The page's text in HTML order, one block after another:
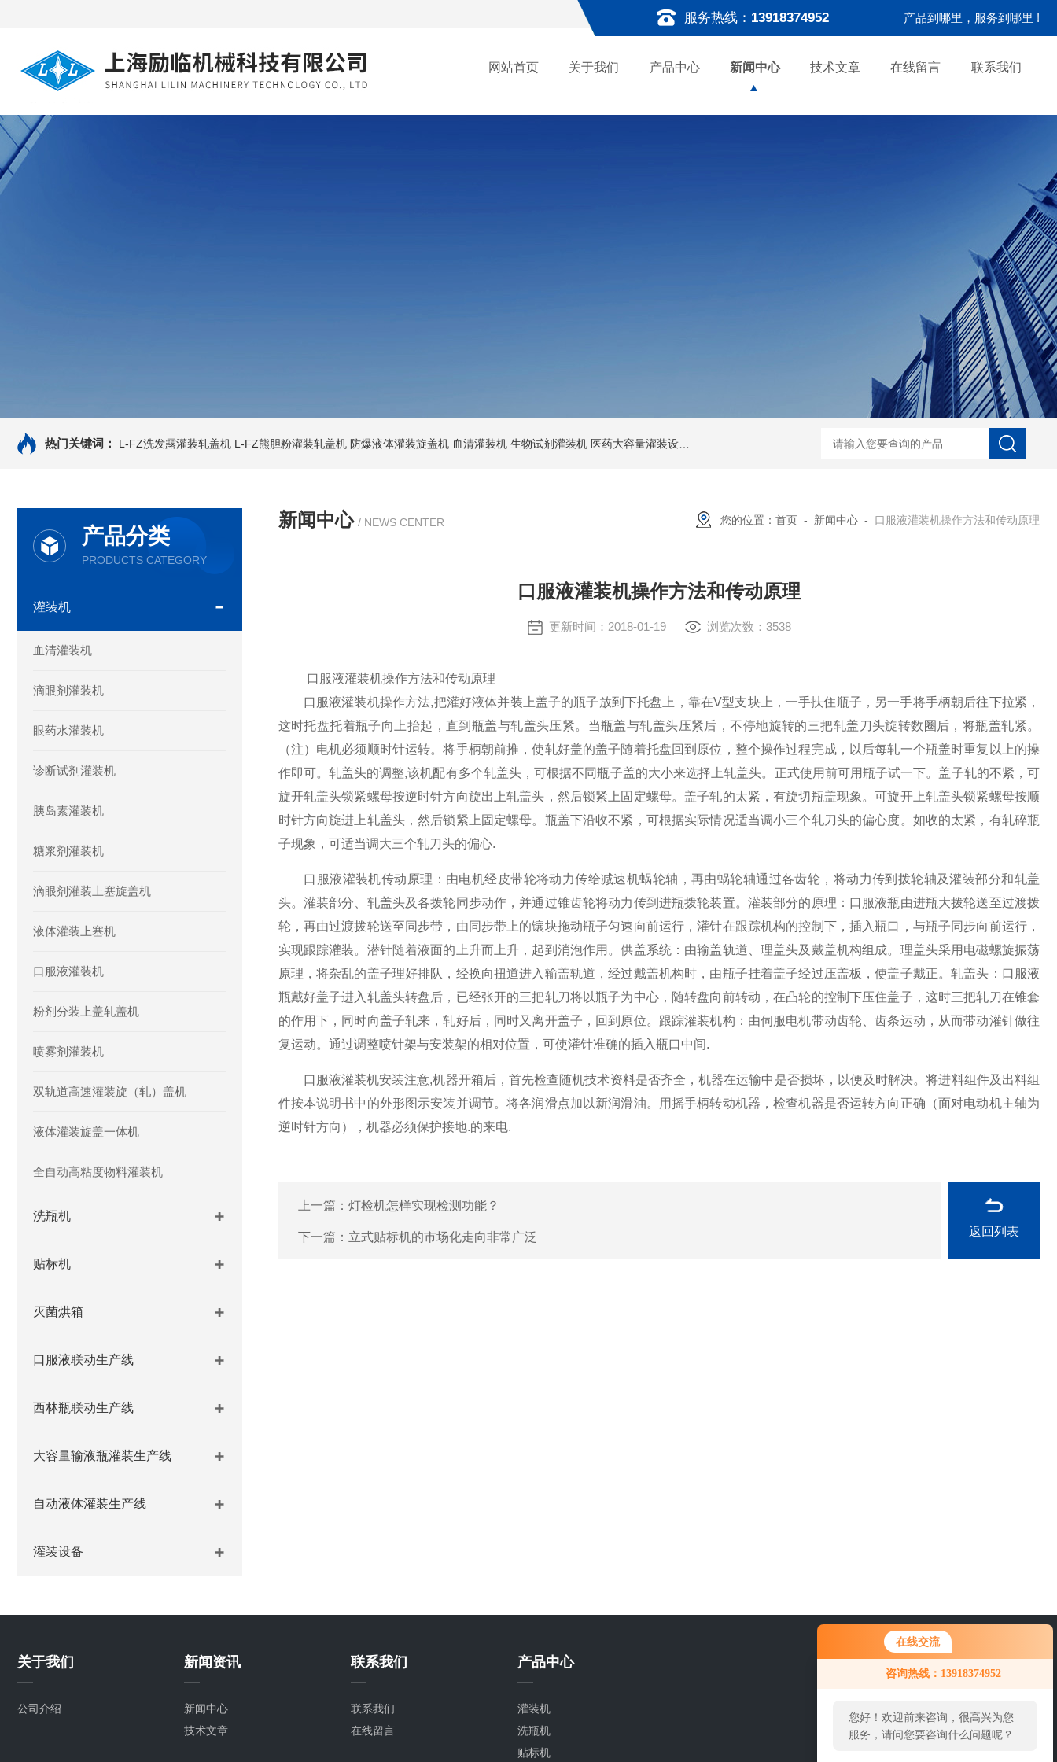
在线交流
咨询热线：13918374952
您好！欢迎前来咨询，很高兴为您
服务，请问您要咨询什么问题呢？
服务热线： 13918374952 产品到哪里，服务到哪里 !
网站首页 关于我们 产品中心 新闻中心 技术文章 在线留言 联系我们
热门关键词： L-FZ洗发露灌装轧盖机 L-FZ熊胆粉灌装轧盖机 防爆液体灌装旋盖机 血清灌装机 生物试剂灌装机 医药大容量灌装设备 节能型口服液联动生产线 洗、烘、灌、封联动生产线 对开门干燥灭菌烘箱
产品分类
PRODUCTS CATEGORY
灌装机
血清灌装机
滴眼剂灌装机
眼药水灌装机
诊断试剂灌装机
胰岛素灌装机
糖浆剂灌装机
滴眼剂灌装上塞旋盖机
液体灌装上塞机
口服液灌装机
粉剂分装上盖轧盖机
喷雾剂灌装机
双轨道高速灌装旋（轧）盖机
液体灌装旋盖一体机
全自动高粘度物料灌装机
洗瓶机
贴标机
灭菌烘箱
口服液联动生产线
西林瓶联动生产线
大容量输液瓶灌装生产线
自动液体灌装生产线
灌装设备
新闻中心 / NEWS CENTER 您的位置： 首页 - 新闻中心 - 口服液灌装机操作方法和传动原理
口服液灌装机操作方法和传动原理
更新时间：2018-01-19 浏览次数：3538
口服液灌装机操作方法和传动原理
口服液灌装机操作方法,把灌好液体并装上盖子的瓶子放到下托盘上，靠在V型支块上，一手扶住瓶子，另一手将手柄朝后往下拉紧，
这时托盘托着瓶子向上抬起，直到瓶盖与轧盖头压紧。当瓶盖与轧盖头压紧后，不停地旋转的三把轧盖刀头旋转数圈后，将瓶盖轧紧。
（注）电机必须顺时针运转。将手柄朝前推，使轧好盖的盖子随着托盘回到原位，整个操作过程完成，以后每轧一个瓶盖时重复以上的操
作即可。轧盖头的调整,该机配有多个轧盖头，可根据不同瓶子盖的大小来选择上轧盖头。正式使用前可用瓶子试一下。盖子轧的不紧，可
旋开轧盖头锁紧螺母按逆时针方向旋出上轧盖头，然后锁紧上固定螺母。盖子轧的太紧，有旋切瓶盖现象。可旋开上轧盖头锁紧螺母按顺
时针方向旋进上轧盖头，然后锁紧上固定螺母。瓶盖下沿收不紧，可根据实际情况适当调小三个轧刀头的偏心度。如收的太紧，有轧碎瓶
子现象，可适当调大三个轧刀头的偏心.
口服液灌装机传动原理：由电机经皮带轮将动力传给减速机蜗轮轴，再由蜗轮轴通过各齿轮，将动力传到拨轮轴及灌装部分和轧盖
头。灌装部分、轧盖头及各拨轮同步动作，并通过锥齿轮将动力传到进瓶拨轮装置。灌装部分的原理：口服液瓶由进瓶大拨轮送至过渡拨
轮，再由过渡拨轮送至同步带，由同步带上的镶块拖动瓶子匀速向前运行，灌针在跟踪机构的控制下，插入瓶口，与瓶子同步向前运行，
实现跟踪灌装。潜针随着液面的上升而上升，起到消泡作用。供盖系统：由输盖轨道、理盖头及戴盖机构组成。理盖头采用电磁螺旋振荡
原理，将杂乱的盖子理好排队，经换向扭道进入输盖轨道，经过戴盖机构时，由瓶子挂着盖子经过压盖板，使盖子戴正。轧盖头：口服液
瓶戴好盖子进入轧盖头转盘后，已经张开的三把轧刀将以瓶子为中心，随转盘向前转动，在凸轮的控制下压住盖子，这时三把轧刀在锥套
的作用下，同时向盖子轧来，轧好后，同时又离开盖子，回到原位。跟踪灌装机构：由伺服电机带动齿轮、齿条运动，从而带动灌针做往
复运动。通过调整喷针架与安装架的相对位置，可使灌针准确的插入瓶口中间.
口服液灌装机安装注意,机器开箱后，首先检查随机技术资料是否齐全，机器在运输中是否损坏，以便及时解决。将进料组件及出料组
件按本说明书中的外形图示安装并调节。将各润滑点加以新润滑油。用摇手柄转动机器，检查机器是否运转方向正确（面对电动机主轴为
逆时针方向），机器必须保护接地.的来电.
上一篇： 灯检机怎样实现检测功能？
下一篇： 立式贴标机的市场化走向非常广泛 返回列表
关于我们
公司介绍
新闻资讯
新闻中心
技术文章
联系我们
联系我们
在线留言
产品中心
灌装机
洗瓶机
贴标机
21-69236040